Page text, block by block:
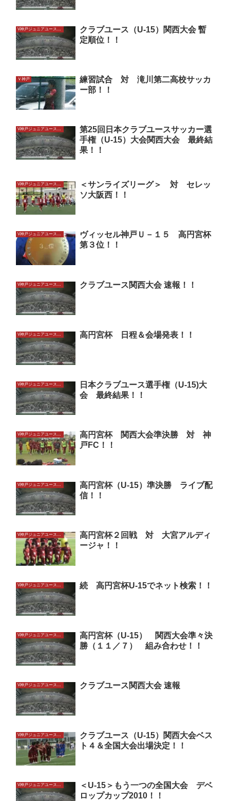
クラブユース（U-15）関西大会 暫
定順位！！
Ｖ神戸
練習試合 対 滝川第二高校サッカ
ー部！！
V神戸ジュニアユースU15
第25回日本クラブユースサッカー選
手権（U-15）大会関西大会 最終結
果！！
＜サンライズリーグ＞ 対 セレッ
ソ大阪西！！
V神戸ジュニアユースU15
ヴィッセル神戸Ｕ－１５ 高円宮杯
第３位！！
クラブユース関西大会 速報！！
V神戸ジュニアユースU15 高円宮杯 日程＆会場発表！！
V神戸ジュニアユースU15
日本クラブユース選手権（U-15)大
会 最終結果！！
V神戸ジュニアユースU15
高円宮杯 関西大会準決勝 対 神
戸FC！！
高円宮杯（U-15）準決勝 ライブ配
信！！
V神戸ジュニアユースU15
高円宮杯２回戦 対 大宮アルディ
ージャ！！
続 高円宮杯U-15でネット検索！！
高円宮杯（U-15） 関西大会準々決
勝（１１／７） 組み合わせ！！
クラブユース関西大会 速報
V神戸ジュニアユースU15
クラブユース（U-15）関西大会ベス
ト４＆全国大会出場決定！！
V神戸ジュニアユースU15
＜U-15＞もう一つの全国大会 デベ
ロップカップ2010！！